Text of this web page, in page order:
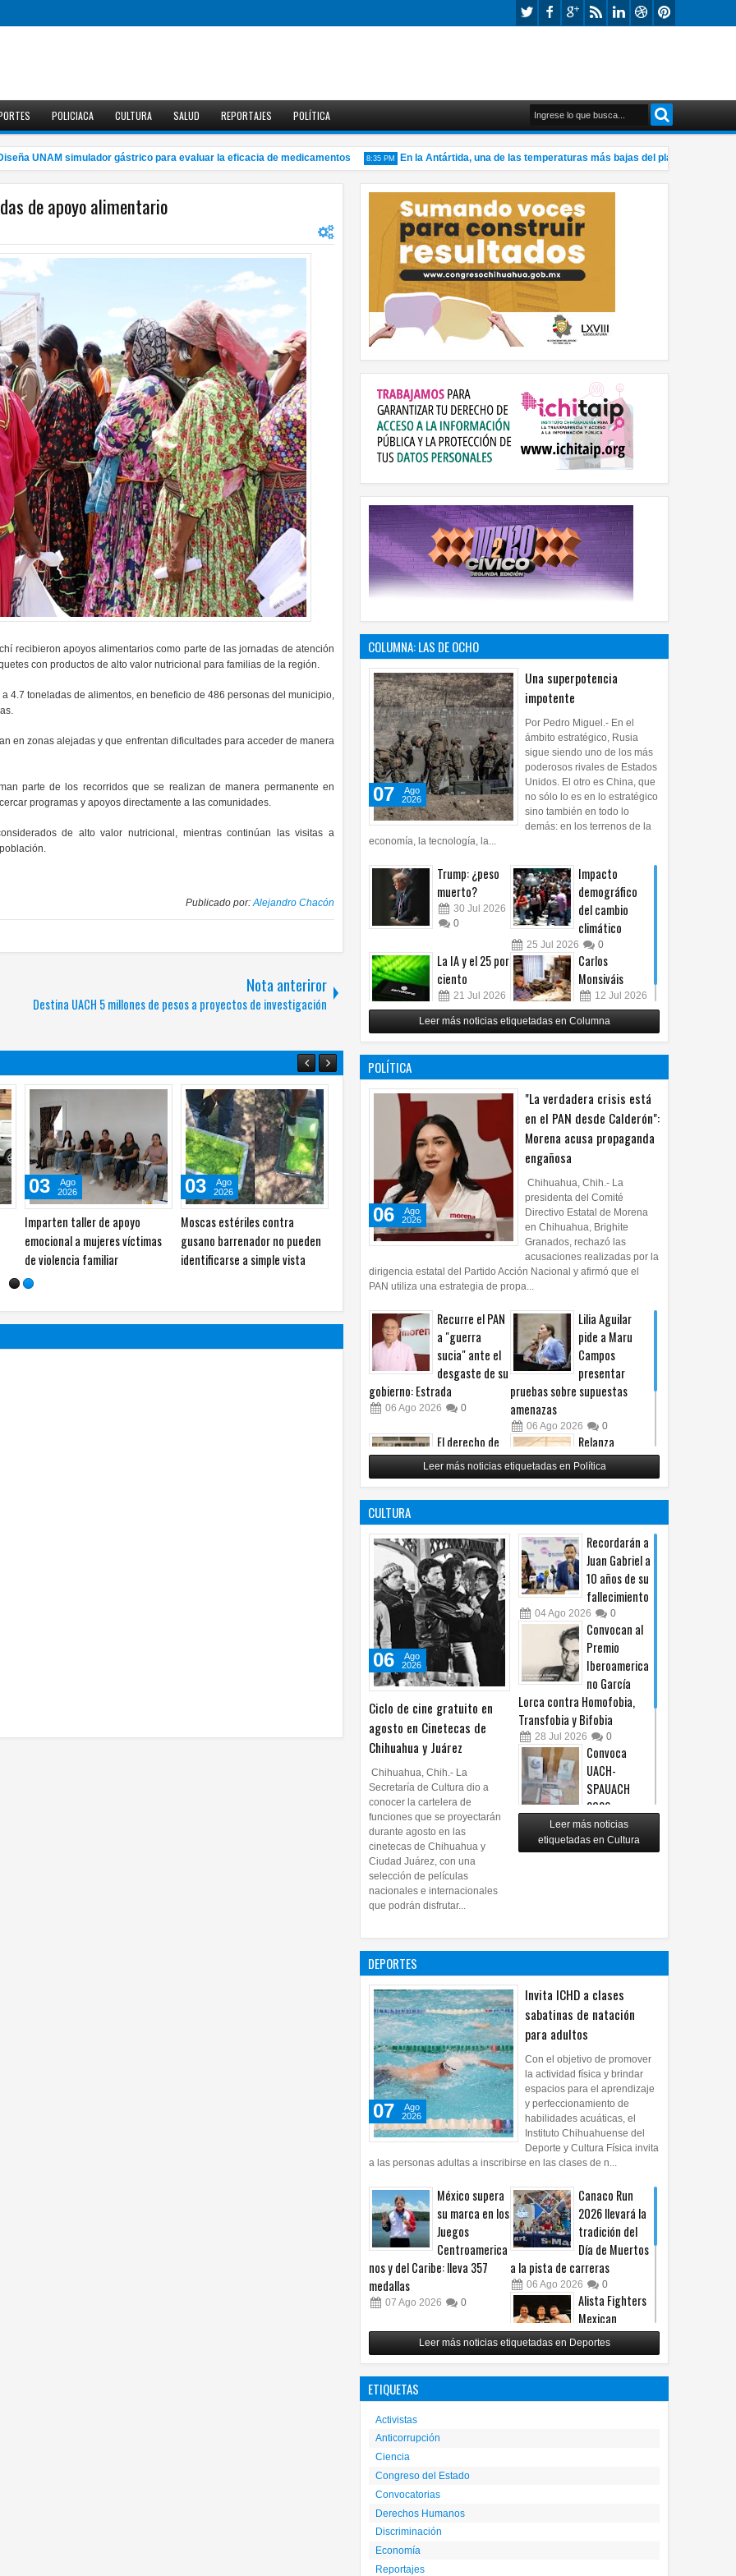
POLICIACA CULTURA SALUD REPORTAJES POLÍTICA
UNAM simulador gástrico para evaluar la eficacia de medicamentos 8:35 PM En la Antártida, una de las temperaturas más bajas del planeta en más de
de apoyo alimentario
recibieron apoyos alimentarios como parte de las jornadas de atención
con productos de alto valor nutricional para familias de la región.
4.7 toneladas de alimentos, en beneficio de 486 personas del municipio,
en zonas alejadas y que enfrentan dificultades para acceder de manera
parte de los recorridos que se realizan de manera permanente en
programas y apoyos directamente a las comunidades.
de alto valor nutricional, mientras continúan las visitas a
Publicado por: Alejandro Chacón
Nota anteriror
Destina UACH 5 millones de pesos a proyectos de investigación
Usan IA para crear virus
completamente nuevos,
advierten científicos
07
Ago
2026
Descubren antiguos
microorganismos marinos bajo
el glaciar Taylor en la Antártida
07
Ago
2026
COLUMNA: LAS DE OCHO
Una superpotencia
impotente
07
Ago
2026
Por Pedro Miguel.- En el
ámbito estratégico, Rusia
sigue siendo uno de los más
poderosos rivales de Estados
Unidos. El otro es China, que
no sólo lo es en lo estratégico
sino también en todo lo
demás: en los terrenos de la
economía, la tecnología, la...
Trump: ¿peso
muerto?
30 Jul 2026
0
Impacto
demográfico
del cambio
climático
25 Jul 2026 0
La IA y el 25 por
ciento
21 Jul 2026
0
Carlos
Monsiváis
12 Jul 2026
0
Leer más noticias etiquetadas en Columna
POLÍTICA
"La verdadera crisis está
en el PAN desde Calderón":
Morena acusa propaganda
engañosa
06
Ago
2026
Chihuahua, Chih.- La
presidenta del Comité
Directivo Estatal de Morena
en Chihuahua, Brighite
Granados, rechazó las
acusaciones realizadas por la
dirigencia estatal del Partido Acción Nacional y afirmó que el
PAN utiliza una estrategia de propa...
Recurre el PAN
a "guerra
sucia" ante el
desgaste de su
gobierno: Estrada
06 Ago 2026 0
Lilia Aguilar
pide a Maru
Campos
presentar
pruebas sobre supuestas
amenazas
06 Ago 2026 0
El derecho de
las audiencias
no es censura,
es un principio
constitucional: González
05Ago 2026 0
Relanza
Villalobos
programa de
afiliación del
05Ago 2026
Leer más noticias etiquetadas en Política
CULTURA
Ciclo de cine gratuito en
agosto en Cinetecas de
Chihuahua y Juárez
06
Ago
2026
Chihuahua, Chih.- La
Secretaría de Cultura dio a
conocer la cartelera de
funciones que se proyectarán
durante agosto en las
cinetecas de Chihuahua y
Ciudad Juárez, con una
selección de películas
nacionales e internacionales
que podrán disfrutar...
Recordarán a
Juan Gabriel a
10 años de su
fallecimiento
04Ago 2026 0
Convocan al
Premio
Iberoamerica
no García
Lorca contra Homofobia,
Transfobia y Bifobia
28 Jul 2026 0
Convoca
UACH-
SPAUACH
2026 a
publicar textos académicos
28 Jul 2026 0
Copian
Leer más noticias
etiquetadas en Cultura
DEPORTES
Invita ICHD a clases
sabatinas de natación
para adultos
07
Ago
2026
Con el objetivo de promover
la actividad física y brindar
espacios para el aprendizaje
y perfeccionamiento de
habilidades acuáticas, el
Instituto Chihuahuense del
Deporte y Cultura Física invita
a las personas adultas a inscribirse en las clases de n...
México supera
su marca en los
Juegos
Centroamerica
nos y del Caribe: lleva 357
medallas
07 Ago 2026 0
Canaco Run
2026 llevará la
tradición del
Día de Muertos
a la pista de carreras
06 Ago 2026 0
Alista Fighters
Mexican
Promotions
posible regreso
con peleas en jaula
Reunirá Box de
peleadores de
municipios este fin de semana
30 Jul 2026
Leer más noticias etiquetadas en Deportes
ETIQUETAS
Activistas
Anticorrupción
Ciencia
Congreso del Estado
Convocatorias
Derechos Humanos
Discriminación
Economía
Reportajes